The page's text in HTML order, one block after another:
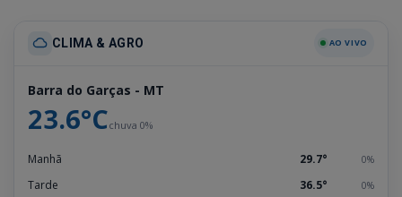
CLIMA & AGRO AO VIVO
Barra do Garças - MT
23.6°Cchuva 0%
Manhã 29.7° 0%
Tarde 36.5° 0%